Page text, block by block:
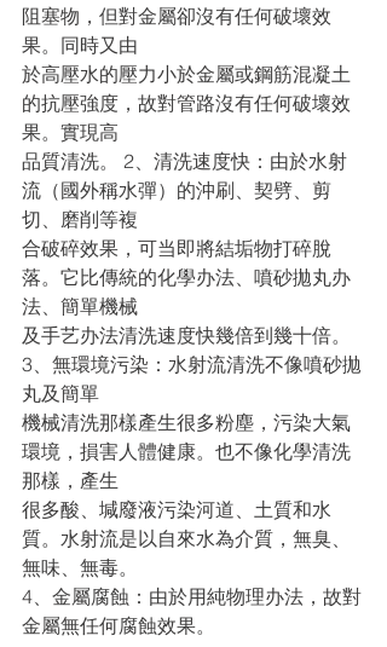
阻塞物，但對金屬卻沒有任何破壞效
果。同時又由
於高壓水的壓力小於金屬或鋼筋混凝土
的抗壓強度，故對管路沒有任何破壞效
果。實現高
品質清洗。 2、清洗速度快：由於水射
流（國外稱水彈）的沖刷、契劈、剪
切、磨削等複
合破碎效果，可当即將結垢物打碎脫
落。它比傳統的化學办法、噴砂拋丸办
法、簡單機械
及手艺办法清洗速度快幾倍到幾十倍。
3、無環境污染：水射流清洗不像噴砂拋
丸及簡單
機械清洗那樣產生很多粉塵，污染大氣
環境，損害人體健康。也不像化學清洗
那樣，產生
很多酸、堿廢液污染河道、土質和水
質。水射流是以自來水為介質，無臭、
無味、無毒。
4、金屬腐蝕：由於用純物理办法，故對
金屬無任何腐蝕效果。